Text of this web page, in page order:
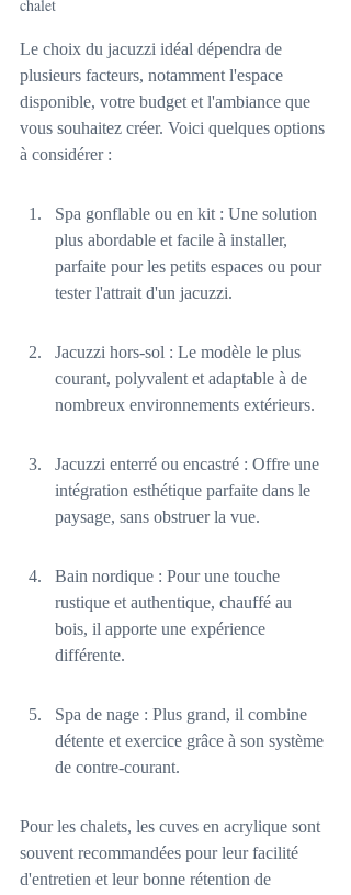
chalet
Le choix du jacuzzi idéal dépendra de
plusieurs facteurs, notamment l'espace
disponible, votre budget et l'ambiance que
vous souhaitez créer. Voici quelques options
à considérer :
Spa gonflable ou en kit : Une solution
plus abordable et facile à installer,
parfaite pour les petits espaces ou pour
tester l'attrait d'un jacuzzi.
Jacuzzi hors-sol : Le modèle le plus
courant, polyvalent et adaptable à de
nombreux environnements extérieurs.
Jacuzzi enterré ou encastré : Offre une
intégration esthétique parfaite dans le
paysage, sans obstruer la vue.
Bain nordique : Pour une touche
rustique et authentique, chauffé au
bois, il apporte une expérience
différente.
Spa de nage : Plus grand, il combine
détente et exercice grâce à son système
de contre-courant.
Pour les chalets, les cuves en acrylique sont
souvent recommandées pour leur facilité
d'entretien et leur bonne rétention de